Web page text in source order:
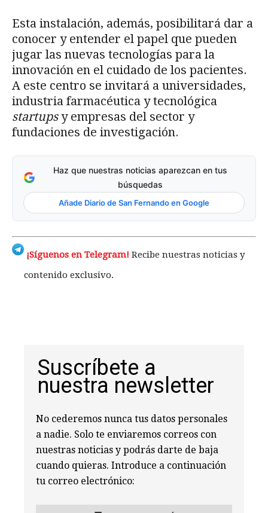
Esta instalación, además, posibilitará dar a
conocer y entender el papel que pueden
jugar las nuevas tecnologías para la
innovación en el cuidado de los pacientes.
A este centro se invitará a universidades,
industria farmacéutica y tecnológica
startupsy empresas del sector y
fundaciones de investigación.
Haz que nuestras noticias aparezcan en tus
búsquedas
Añade Diario de San Fernando en Google
¡Síguenos en Telegram! Recibe nuestras noticias y
contenido exclusivo.
Suscríbete a
nuestra newsletter
No cederemos nunca tus datos personales
a nadie. Solo te enviaremos correos con
nuestras noticias y podrás darte de baja
cuando quieras. Introduce a continuación
tu correo electrónico: